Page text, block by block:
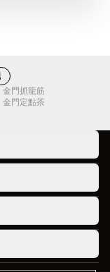
金門抓龍筋
金門定點茶